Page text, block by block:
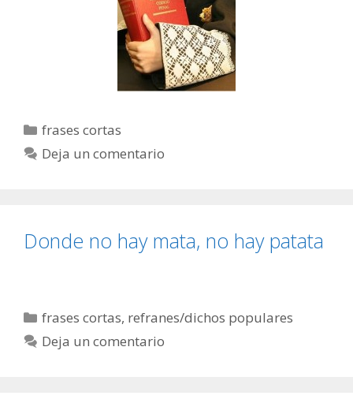
Categorías
frases cortas
Deja un comentario
Donde no hay mata, no hay patata
Categorías
frases cortas, refranes/dichos populares
Deja un comentario